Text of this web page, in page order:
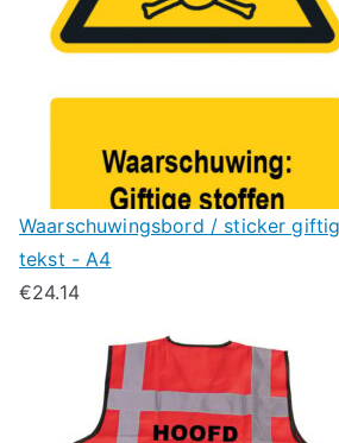
Waarschuwingsbord / sticker
tekst - A4
€24.14